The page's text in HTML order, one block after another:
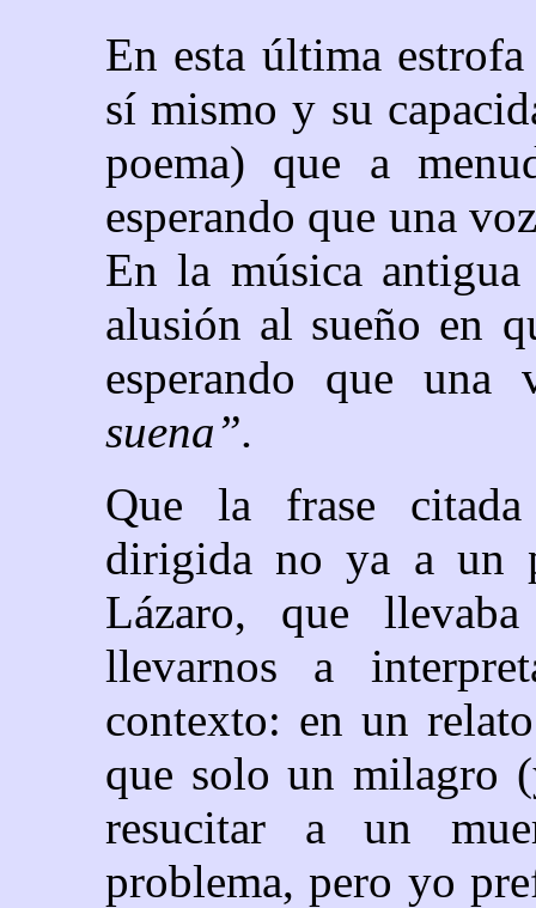
En esta última
sí mismo y su
poema) que a
esperando que una
En la música
alusión al sueño en
esperando que
suena”.
Que la frase citada
dirigida no ya a un
Lázaro, que
llevarnos a
contexto: en un
que solo un milagro
resucitar a un
problema, pero yo